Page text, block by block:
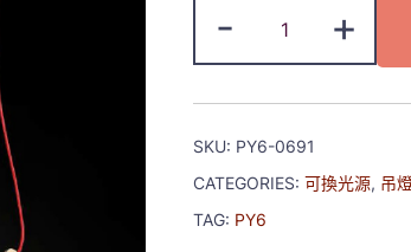
- +
SKU: PY6-0691
CATEGORIES: 可換光源, 吊
TAG: PY6